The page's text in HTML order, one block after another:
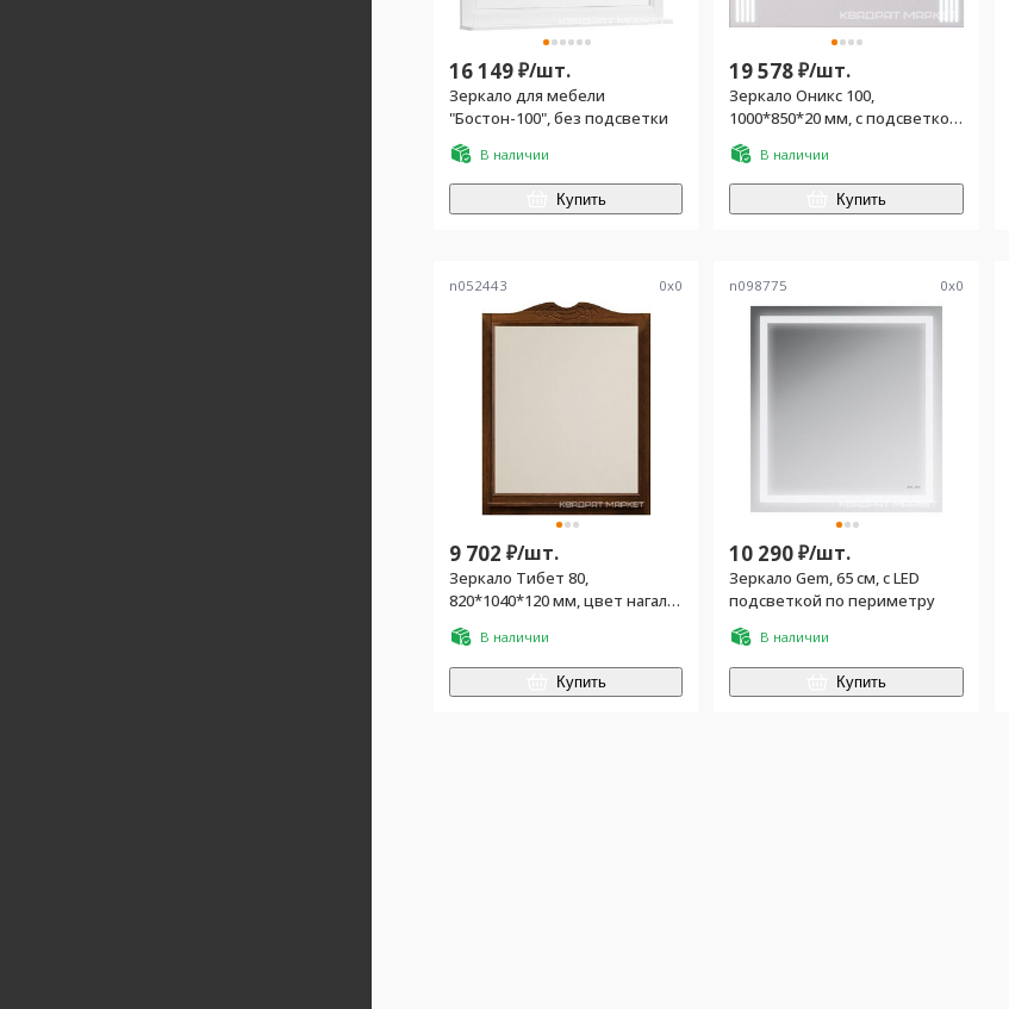
16 149₽/шт.
Зеркало для мебели
"Бостон-100", без подсветки
В наличии
Купить
19 578₽/шт.
Зеркало Оникс 100,
1000*850*20 мм, с подсветкой,
крепеж в комплекте
В наличии
Купить
n052443 0x0
9 702 ₽/шт.
Зеркало Тибет 80,
820*1040*120 мм, цвет нагал,
без светильников ном.93950,
крепеж в комплекте
В наличии
Купить
n098775 0x0
10 290₽/шт.
Зеркало Gem, 65 см, с LED
подсветкой по периметру
В наличии
Купить